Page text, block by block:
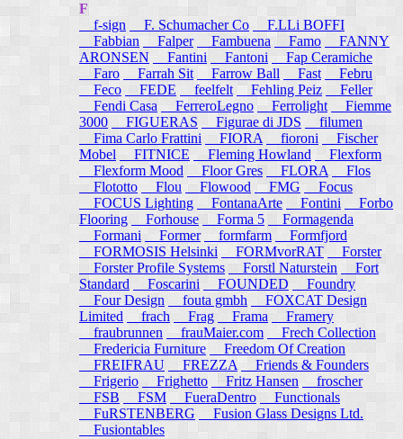
F
f-sign
F. Schumacher Co
F.LLi BOFFI
Fabbian
Falper Fambuena Famo
FANNY
ARONSEN
Fantini Fantoni
Fap Ceramiche
Faro
Farrah Sit Farrow Ball Fast
Febru
Feco
FEDE feelfelt Fehling Peiz
Feller
Fendi Casa
FerreroLegno Ferrolight
Fiemme
3000
FIGUERAS Figurae di JDS
filumen
Fima Carlo Frattini
FIORA fioroni
Fischer
Mobel
FITNICE Fleming Howland
Flexform
Flexform Mood
Floor Gres FLORA
Flos
Flototto
Flou Flowood FMG
Focus
FOCUS Lighting
FontanaArte Fontini
Forbo
Flooring
Forhouse Forma 5
Formagenda
Formani
Former formfarm
Formfjord
FORMOSIS Helsinki
FORMvorRAT
Forster
Forster Profile Systems
Forstl Naturstein
Fort
Standard
Foscarini FOUNDED
Foundry
Four Design
fouta gmbh
FOXCAT Design
Limited
frach Frag Frama
Framery
fraubrunnen
frauMaier.com
Frech Collection
Fredericia Furniture
Freedom Of Creation
FREIFRAU
FREZZA
Friends & Founders
Frigerio
Frighetto Fritz Hansen
froscher
FSB
FSM FueraDentro
Functionals
FuRSTENBERG
Fusion Glass Designs Ltd.
Fusiontables